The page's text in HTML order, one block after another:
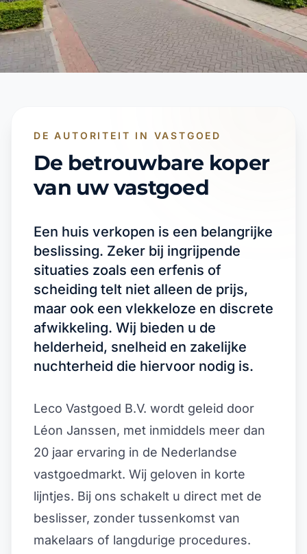
DE AUTORITEIT IN VASTGOED
De betrouwbare koper
van uw vastgoed
Een huis verkopen is een belangrijke
beslissing. Zeker bij ingrijpende
situaties zoals een erfenis of
scheiding telt niet alleen de prijs,
maar ook een vlekkeloze en discrete
afwikkeling. Wij bieden u de
helderheid, snelheid en zakelijke
nuchterheid die hiervoor nodig is.
Leco Vastgoed B.V. wordt geleid door
Léon Janssen, met inmiddels meer dan
20 jaar ervaring in de Nederlandse
vastgoedmarkt. Wij geloven in korte
lijntjes. Bij ons schakelt u direct met de
beslisser, zonder tussenkomst van
makelaars of langdurige procedures.